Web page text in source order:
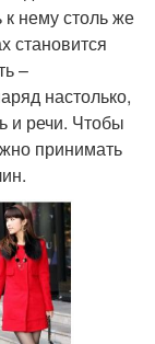
нему столь же
становится
–
настолько,
и речи. Чтобы
принимать